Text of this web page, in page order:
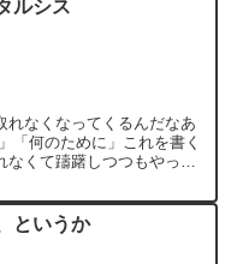
ルシス
れなくなってくるんだなあ
「何のために」これを書く
なくて躊躇しつつもやっぱ
というか